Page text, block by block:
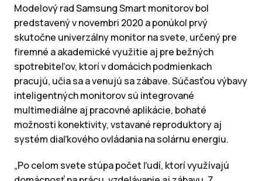
Modelový rad Samsung Smart monitorov bol
predstavený v novembri 2020 a ponúkol prvý
skutočne univerzálny monitor na svete, určený pre
firemné a akademické využitie aj pre bežných
spotrebiteľov, ktorí v domácich podmienkach
pracujú, učia sa a venujú sa zábave. Súčasťou výbavy
inteligentných monitorov sú integrované
multimediálne aj pracovné aplikácie, bohaté
možnosti konektivity, vstavané reproduktory aj
systém diaľkového ovládania na solárnu energiu.
„Po celom svete stúpa počet ľudí, ktorí využívajú